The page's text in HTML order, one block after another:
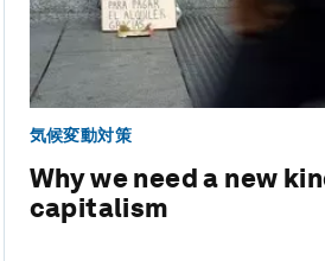
気候変動対策
Why we need a new
capitalism